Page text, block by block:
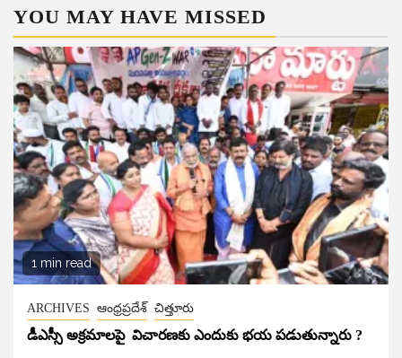
YOU MAY HAVE MISSED
1 min read
ARCHIVES ఆంధ్రప్రదేశ్ చిత్తూరు
డీఎస్సీ అక్రమాలపై విచారణకు ఎందుకు భయ పడుతున్నారు ?